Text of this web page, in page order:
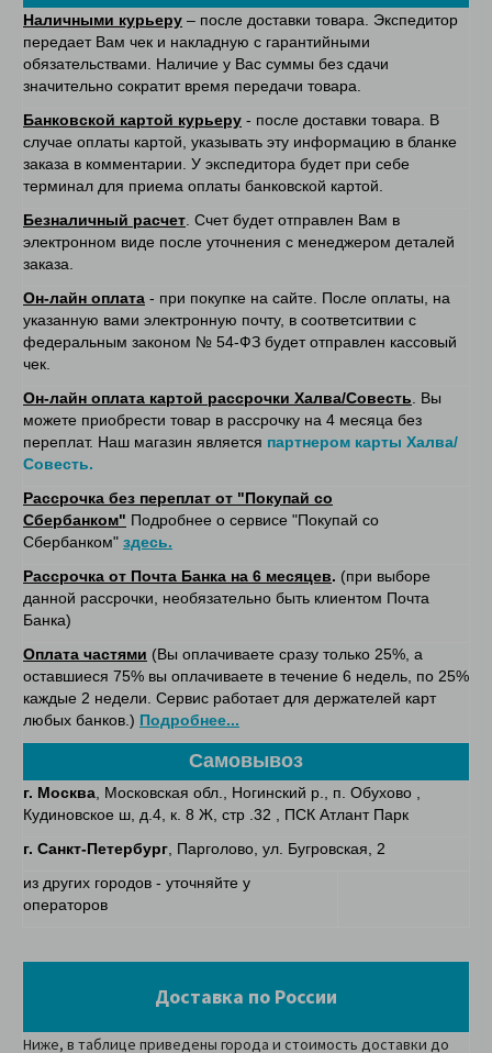
Наличными курьеру – после доставки товара. Экспедитор
передает Вам чек и накладную с гарантийными
обязательствами. Наличие у Вас суммы без сдачи
значительно сократит время передачи товара.
Банковской картой курьеру - после доставки товара. В
случае оплаты картой, указывать эту информацию в бланке
заказа в комментарии. У экспедитора будет при себе
терминал для приема оплаты банковской картой.
Безналичный расчет . Счет будет отправлен Вам в
электронном виде после уточнения с менеджером деталей
заказа.
Он-лайн оплата - при покупке на сайте. После оплаты, на
указанную вами электронную почту, в соответситвии с
федеральным законом № 54-ФЗ будет отправлен кассовый
чек.
Он-лайн оплата картой рассрочки Халва/Совесть . Вы
можете приобрести товар в рассрочку на 4 месяца без
переплат. Наш магазин является партнером карты Халва/
Совесть.
Рассрочка без переплат от "Покупай со
Сбербанком" Подробнее о сервисе "Покупай со
Сбербанком" здесь.
Рассрочка от Почта Банка на 6 месяцев. (при выборе
данной рассрочки, необязательно быть клиентом Почта
Банка)
Оплата частями (Вы оплачиваете сразу только 25%, а
оставшиеся 75% вы оплачиваете в течение 6 недель, по 25%
каждые 2 недели. Сервис работает для держателей карт
любых банков.) Подробнее...
Самовывоз
г. Москва , Московская обл., Ногинский р., п. Обухово ,
Кудиновское ш, д.4, к. 8 Ж, стр .32 , ПСК Атлант Парк
г. Санкт-Петербург , Парголово, ул. Бугровская, 2
из других городов - уточняйте у
операторов
Доставка по России
Ниже, в таблице приведены города и стоимость доставки до